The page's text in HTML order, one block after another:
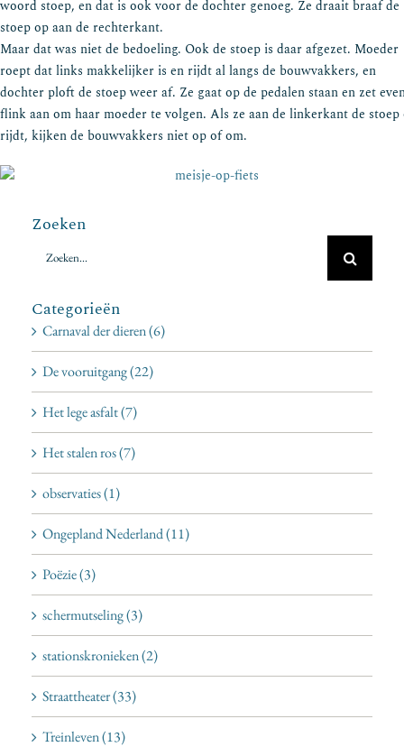
woord stoep, en dat is ook voor de dochter genoeg. Ze draait braaf de
stoep op aan de rechterkant.
Maar dat was niet de bedoeling. Ook de stoep is daar afgezet. Moeder
roept dat links makkelijker is en rijdt al langs de bouwvakkers, en
dochter ploft de stoep weer af. Ze gaat op de pedalen staan en zet
flink aan om haar moeder te volgen. Als ze aan de linkerkant de stoep
rijdt, kijken de bouwvakkers niet op of om.
Zoeken
naar:
Categorieën
Carnaval der dieren (6)
De vooruitgang (22)
Het lege asfalt (7)
Het stalen ros (7)
observaties (1)
Ongepland Nederland (11)
Poëzie (3)
schermutseling (3)
stationskronieken (2)
Straattheater (33)
Treinleven (13)